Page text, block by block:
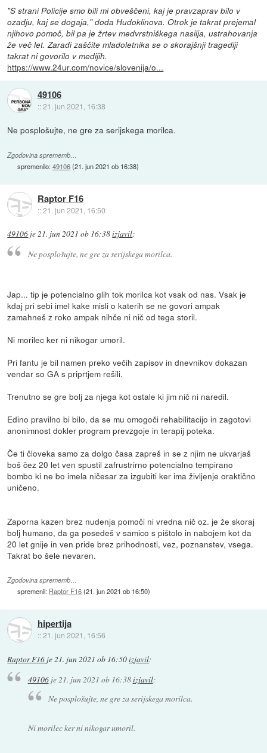
"S strani Policije smo bili mi obveščeni, kaj je pravzaprav bilo v
ozadju, kaj se dogaja," doda Hudoklinova. Otrok je takrat prejemal
njihovo pomoč, bil pa je žrtev medvrstniškega nasilja, ustrahovanja
že več let. Zaradi zaščite mladoletnika se o skorajšnji tragediji
takrat ni govorilo v medijih.
https://www.24ur.com/novice/slovenija/o...
49106
::21. jun 2021, 16:38
Ne posplošujte, ne gre za serijskega morilca.
Zgodovina sprememb…
spremenilo:49106(21. jun 2021 ob 16:38)
Raptor F16
::21. jun 2021, 16:50
49106 je21. jun 2021 ob 16:38izjavil:
Ne posplošujte, ne gre za serijskega morilca.
Jap... tip je potencialno glih tok morilca kot vsak od nas. Vsak je
kdaj pri sebi imel kake misli o katerih se ne govori ampak
zamahneš z roko ampak nihče ni nič od tega storil.
Ni morilec ker ni nikogar umoril.
Pri fantu je bil namen preko večih zapisov in dnevnikov dokazan
vendar so GA s priprtjem rešili.
Trenutno se gre bolj za njega kot ostale ki jim nič ni naredil.
Edino pravilno bi bilo, da se mu omogoči rehabilitacijo in zagotovi
anonimnost dokler program prevzgoje in terapij poteka.
Če ti človeka samo za dolgo časa zapreš in se z njim ne ukvarjaš
boš čez 20 let ven spustil zafrustrirno potencialno tempirano
bombo ki ne bo imela ničesar za izgubiti ker ima življenje oraktično
uničeno.
Zaporna kazen brez nudenja pomoči ni vredna nič oz. je že skoraj
bolj humano, da ga posedeš v samico s pištolo in nabojem kot da
20 let gnije in ven pride brez prihodnosti, vez, poznanstev, vsega.
Takrat bo šele nevaren.
Zgodovina sprememb…
spremenil: Raptor F16(21. jun 2021 ob 16:50)
hipertija
::21. jun 2021, 16:56
Raptor F16 je21. jun 2021 ob 16:50izjavil:
49106je 21. jun 2021 ob 16:38izjavil:
Ne posplošujte, ne gre za serijskega morilca.
Ni morilec ker ni nikogar umoril.